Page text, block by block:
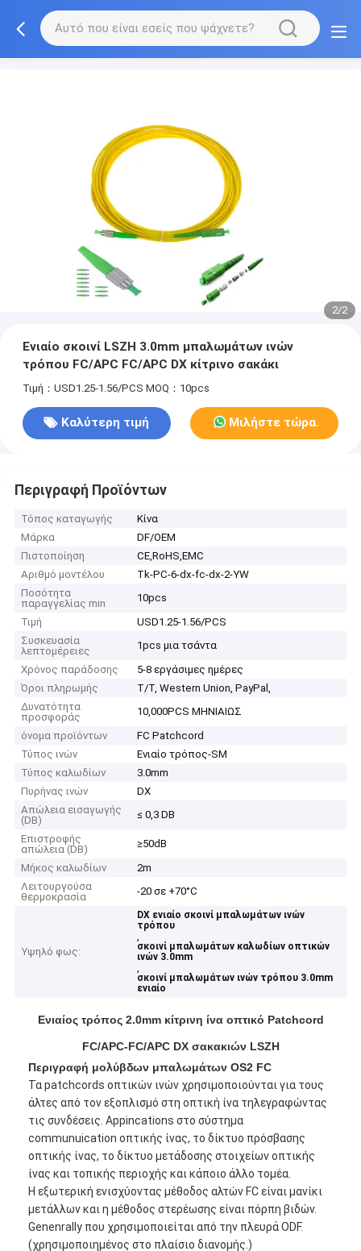
2/2
Ενιαίο σκοινί LSZH 3.0mm μπαλωμάτων ινών
τρόπου FC/APC FC/APC DX κίτρινο σακάκι
Τιμή：USD1.25-1.56/PCS MOQ：10pcs
Καλύτερη τιμή Μιλήστε τώρα.
Περιγραφή Προϊόντων
Τόπος καταγωγής
Κίνα
Μάρκα
DF/OEM
Πιστοποίηση
CE,RoHS,EMC
Αριθμό μοντέλου
Tk-PC-6-dx-fc-dx-2-YW
Ποσότητα
παραγγελίας min
10pcs
Τιμή
USD1.25-1.56/PCS
Συσκευασία
λεπτομέρειες
1pcs μια τσάντα
Χρόνος παράδοσης
5-8 εργάσιμες ημέρες
Όροι πληρωμής
T/T, Western Union, PayPal,
Δυνατότητα
προσφοράς
10,000PCS ΜΗΝΙΑΙΩΣ
όνομα προϊόντων
FC Patchcord
Τύπος ινών
Ενιαίο τρόπος-SM
Τύπος καλωδίων
3.0mm
Πυρήνας ινών
DX
Απώλεια εισαγωγής
(DB)
≤ 0,3 DB
Επιστροφής
απώλεια (DB)
≥50dB
Μήκος καλωδίων
2m
Λειτουργούσα
θερμοκρασία
-20 σε +70°C
Υψηλό φως:
DX ενιαίο σκοινί μπαλωμάτων ινών
τρόπου
,
σκοινί μπαλωμάτων καλωδίων οπτικών
ινών 3.0mm
,
σκοινί μπαλωμάτων ινών τρόπου 3.0mm
ενιαίο
Ενιαίος τρόπος 2.0mm κίτρινη ίνα οπτικό Patchcord
FC/APC-FC/APC DX σακακιών LSZH
Περιγραφή μολύβδων μπαλωμάτων OS2 FC
Τα patchcords οπτικών ινών χρησιμοποιούνται για τους
άλτες από τον εξοπλισμό στη οπτική ίνα τηλεγραφώντας
τις συνδέσεις. Appincations στο σύστημα
communuication οπτικής ίνας, το δίκτυο πρόσβασης
οπτικής ίνας, το δίκτυο μετάδοσης στοιχείων οπτικής
ίνας και τοπικής περιοχής και κάποιο άλλο τομέα.
Η εξωτερική ενισχύοντας μέθοδος αλτών FC είναι μανίκι
μετάλλων και η μέθοδος στερέωσης είναι πόρπη βιδών.
Genenrally που χρησιμοποιείται από την πλευρά ODF.
(χρησιμοποιημένος στο πλαίσιο διανομής.)